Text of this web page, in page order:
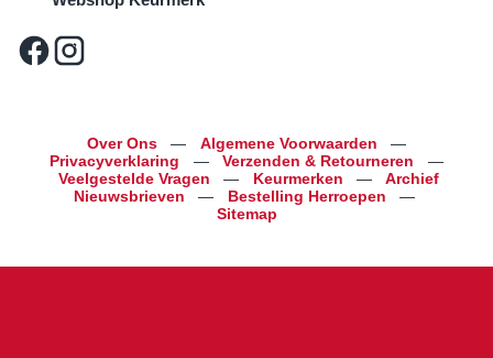
Over Ons — Algemene Voorwaarden
—
Privacyverklaring
— Verzenden & Retourneren
—
Veelgestelde Vragen
— Keurmerken —
Archief
Nieuwsbrieven
— Bestelling Herroepen
—
Sitemap